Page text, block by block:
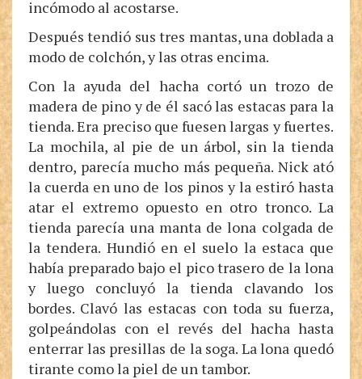
incómodo al acostarse.
Después tendió sus tres mantas, una doblada a
modo de colchón, y las otras encima.
Con la ayuda del hacha cortó un trozo de
madera de pino y de él sacó las estacas para la
tienda. Era preciso que fuesen largas y fuertes.
La mochila, al pie de un árbol, sin la tienda
dentro, parecía mucho más pequeña. Nick ató
la cuerda en uno de los pinos y la estiró hasta
atar el extremo opuesto en otro tronco. La
tienda parecía una manta de lona colgada de
la tendera. Hundió en el suelo la estaca que
había preparado bajo el pico trasero de la lona
y luego concluyó la tienda clavando los
bordes. Clavó las estacas con toda su fuerza,
golpeándolas con el revés del hacha hasta
enterrar las presillas de la soga. La lona quedó
tirante como la piel de un tambor.